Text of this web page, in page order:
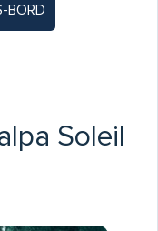
BORD
Soleil